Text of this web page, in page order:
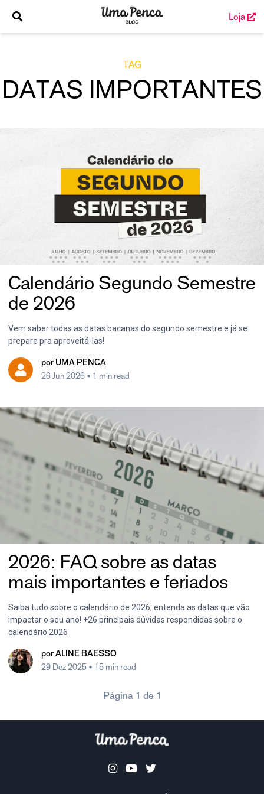
Loja
TAG
DATAS IMPORTANTES
Calendário Segundo Semestre
de 2026
Vem saber todas as datas bacanas do segundo semestre e já se
prepare pra aproveitá-las!
por UMA PENCA
26 Jun 2026 • 1 min read
2026: FAQ sobre as datas
mais importantes e feriados
Saiba tudo sobre o calendário de 2026, entenda as datas que vão
impactar o seu ano! +26 principais dúvidas respondidas sobre o
calendário 2026
por ALINE BAESSO
29 Dez 2025 • 15 min read
Página 1 de 1